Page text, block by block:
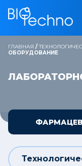
ГЛАВНАЯ /
ОБОРУДОВАНИЕ